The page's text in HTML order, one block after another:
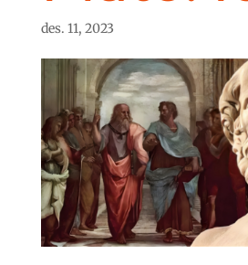
des. 11, 2023